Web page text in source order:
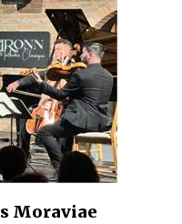
Moraviae